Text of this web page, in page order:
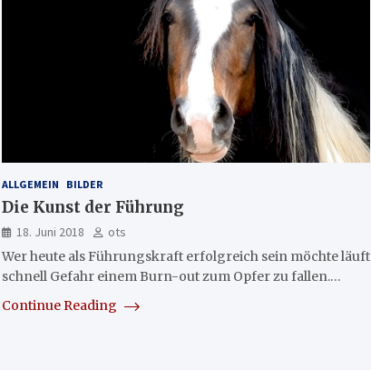
ALLGEMEIN BILDER
Die Kunst der Führung
18. Juni 2018
ots
Wer heute als Führungskraft erfolgreich sein möchte läuft
schnell Gefahr einem Burn-out zum Opfer zu fallen.…
Continue Reading